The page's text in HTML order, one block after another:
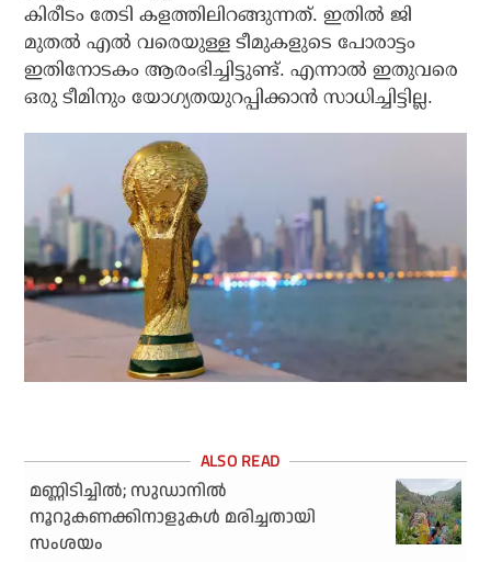
കിരീടം തേടി കളത്തിലിറങ്ങുന്നത്. ഇതില്‍ ജി
മുതല്‍ എല്‍ വരെയുള്ള ടീമുകളുടെ പോരാട്ടം
ഇതിനോടകം ആരംഭിച്ചിട്ടുണ്ട്. എന്നാല്‍ ഇതുവരെ
ഒരു ടീമിനും യോഗ്യതയുറപ്പിക്കാന്‍ സാധിച്ചിട്ടില്ല.
മണ്ണിടിച്ചില്‍; സുഡാനില്‍
നൂറുകണക്കിനാളുകള്‍ മരിച്ചതായി
സംശയം